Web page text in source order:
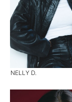
NELLY D.